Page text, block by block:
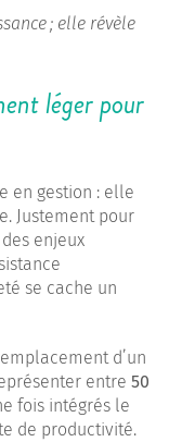
; elle révèle
léger pour
en gestion : elle
Justement pour
enjeux
se cache un
d’un
entre 50
fois intégrés le
de productivité.